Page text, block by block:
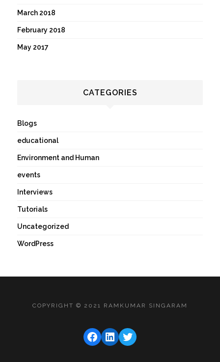
March 2018
February 2018
May 2017
CATEGORIES
Blogs
educational
Environment and Human
events
Interviews
Tutorials
Uncategorized
WordPress
COPYRIGHT © 2021 RAMKUMAR SINGARAM
FACEBOOK
LINKEDIN
TWITTER